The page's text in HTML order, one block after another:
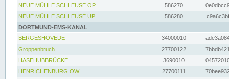
NEUE MÜHLE SCHLEUSE OP
586270
NEUE MÜHLE SCHLEUSE UP
586280
DORTMUND-EMS-KANAL
BERGESHÖVEDE
34000010
Groppenbruch
27700122
HASEHUBBRÜCKE
3690010
HENRICHENBURG OW
27700111